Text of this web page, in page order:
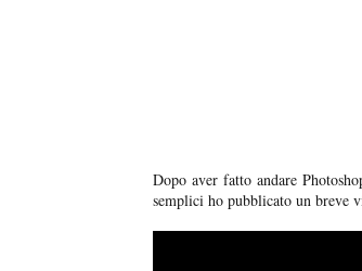
Dopo aver fatto andare
semplici ho pubblicato un breve